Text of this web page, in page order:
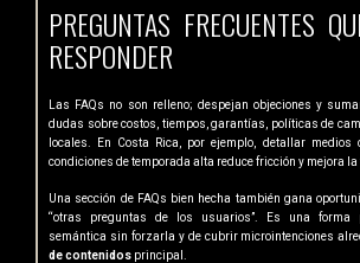
PREGUNTAS FRECUENTES
RESPONDER
Las FAQs no son relleno; despejan objeciones y
dudas sobre costos, tiempos, garantías, políticas de
locales. En Costa Rica, por ejemplo, detallar medios
condiciones de temporada alta reduce fricción y mejora la
Una sección de FAQs bien hecha también gana
“otras preguntas de los usuarios”. Es una forma
semántica sin forzarla y de cubrir microintenciones
de contenidos principal.